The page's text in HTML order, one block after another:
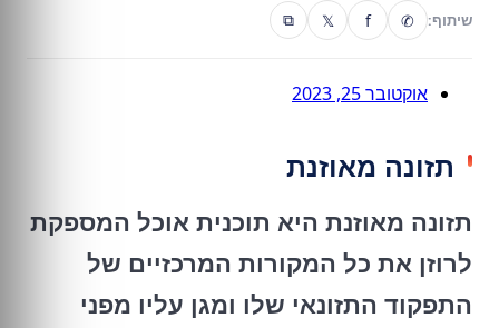
שיתוף: ✆
f
𝕏
⧉
אוקטובר 25, 2023
תזונה מאוזנת
תזונה מאוזנת היא תוכנית אוכל המספקת
לרוזן את כל המקורות המרכזיים של
התפקוד התזונאי שלו ומגן עליו מפני